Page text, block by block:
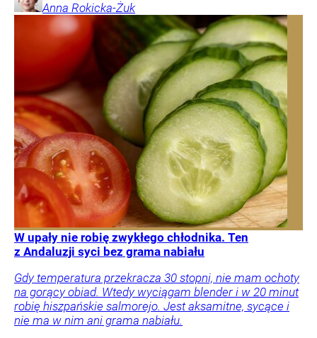
Anna Rokicka-Żuk
W upały nie robię zwykłego chłodnika. Ten
z Andaluzji syci bez grama nabiału
Gdy temperatura przekracza 30 stopni, nie mam ochoty
na gorący obiad. Wtedy wyciągam blender i w 20 minut
robię hiszpańskie salmorejo. Jest aksamitne, sycące i
nie ma w nim ani grama nabiału.